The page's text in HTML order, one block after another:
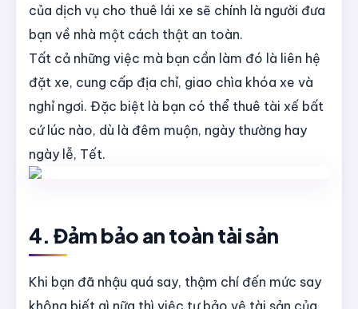
của dịch vụ cho thuê lái xe sẽ chính là người đưa
bạn về nhà một cách thật an toàn.
Tất cả những việc mà bạn cần làm đó là liên hệ
đặt xe, cung cấp địa chỉ, giao chìa khóa xe và
nghỉ ngơi. Đặc biệt là bạn có thể thuê tài xế bất
cứ lúc nào, dù là đêm muộn, ngày thường hay
ngày lễ, Tết.
4. Đảm bảo an toàn tài sản
Khi bạn đã nhậu quá say, thậm chí đến mức say